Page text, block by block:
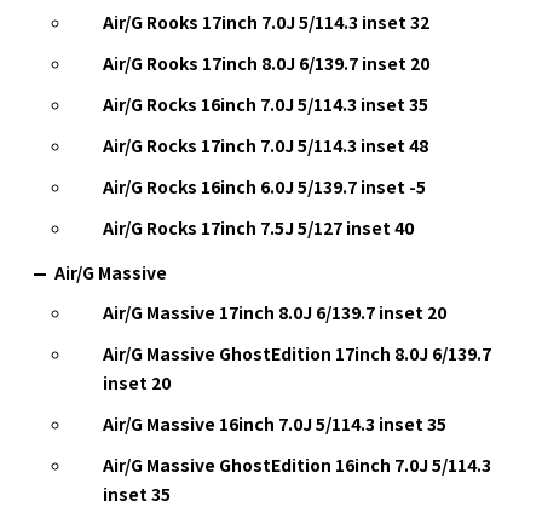
Air/G Rooks 17inch 7.0J 5/114.3 inset 32
Air/G Rooks 17inch 8.0J 6/139.7 inset 20
Air/G Rocks 16inch 7.0J 5/114.3 inset 35
Air/G Rocks 17inch 7.0J 5/114.3 inset 48
Air/G Rocks 16inch 6.0J 5/139.7 inset -5
Air/G Rocks 17inch 7.5J 5/127 inset 40
Air/G Massive
Air/G Massive 17inch 8.0J 6/139.7 inset 20
Air/G Massive GhostEdition 17inch 8.0J 6/139.7
inset 20
Air/G Massive 16inch 7.0J 5/114.3 inset 35
Air/G Massive GhostEdition 16inch 7.0J 5/114.3
inset 35